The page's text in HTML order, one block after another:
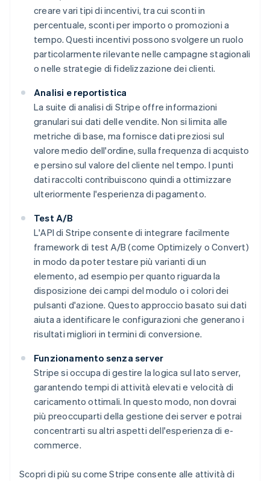
creare vari tipi di incentivi, tra cui sconti in
percentuale, sconti per importo o promozioni a
tempo. Questi incentivi possono svolgere un ruolo
particolarmente rilevante nelle campagne stagionali
o nelle strategie di fidelizzazione dei clienti.
Analisi e reportistica
La suite di analisi di Stripe offre informazioni
granulari sui dati delle vendite. Non si limita alle
metriche di base, ma fornisce dati preziosi sul
valore medio dell'ordine, sulla frequenza di acquisto
e persino sul valore del cliente nel tempo. I punti
dati raccolti contribuiscono quindi a ottimizzare
ulteriormente l'esperienza di pagamento.
Test A/B
L'API di Stripe consente di integrare facilmente
framework di test A/B (come Optimizely o Convert)
in modo da poter testare più varianti di un
elemento, ad esempio per quanto riguarda la
disposizione dei campi del modulo o i colori dei
pulsanti d'azione. Questo approccio basato sui dati
aiuta a identificare le configurazioni che generano i
risultati migliori in termini di conversione.
Funzionamento senza server
Stripe si occupa di gestire la logica sul lato server,
garantendo tempi di attività elevati e velocità di
caricamento ottimali. In questo modo, non dovrai
più preoccuparti della gestione dei server e potrai
concentrarti su altri aspetti dell'esperienza di e-
commerce.
Scopri di più su come Stripe consente alle attività di